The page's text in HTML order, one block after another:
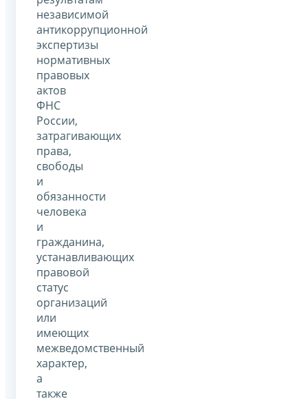
независимой
антикоррупционной
экспертизы
нормативных
правовых
актов
ФНС
России,
затрагивающих
права,
свободы
и
обязанности
человека
и
гражданина,
устанавливающих
правовой
статус
организаций
или
имеющих
межведомственный
характер,
а
также